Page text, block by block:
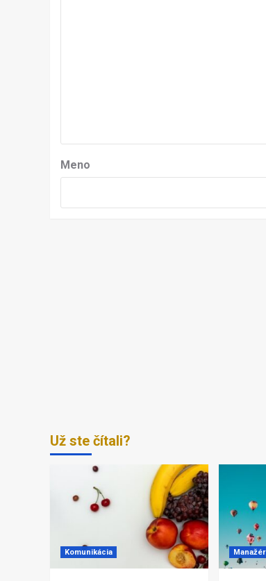
Meno
Už ste čítali?
Komunikácia Manažér